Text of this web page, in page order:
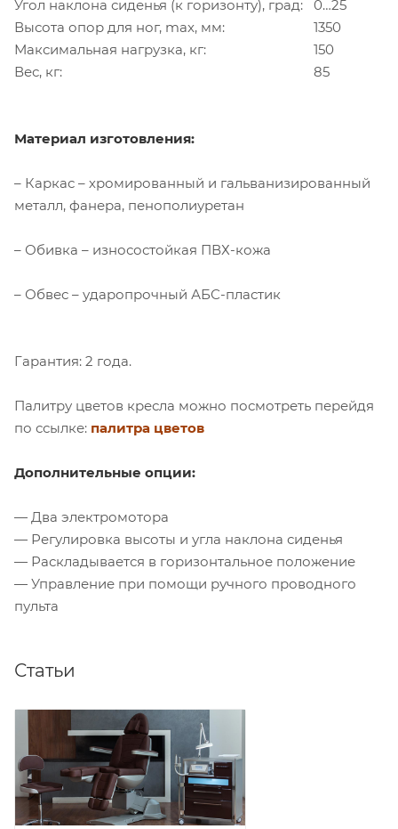
Угол наклона сиденья (к горизонту), град: 0…25
Высота опор для ног, max, мм:
1350
Максимальная нагрузка, кг:
150
Вес, кг:
85
Материал изготовления:
– Каркас – хромированный и гальванизированный
металл, фанера, пенополиуретан
– Обивка – износостойкая ПВХ-кожа
– Обвес – ударопрочный АБС-пластик
Гарантия: 2 года.
Палитру цветов кресла можно посмотреть перейдя
по ссылке: палитра цветов
Дополнительные опции:
— Два электромотора
— Регулировка высоты и угла наклона сиденья
— Раскладывается в горизонтальное положение
— Управление при помощи ручного проводного
пульта
Статьи